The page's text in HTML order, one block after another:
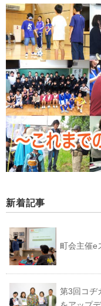
新着記事
町会主催e
第3回コヂ